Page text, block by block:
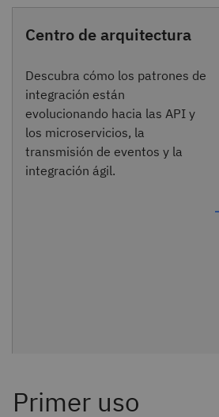
Centro de arquitectura
Descubra cómo los patrones de
integración están
evolucionando hacia las API y
los microservicios, la
transmisión de eventos y la
integración ágil.